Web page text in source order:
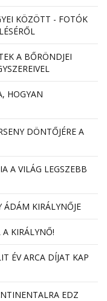
KÖZÖTT - FOTÓK
A BŐRÖNDJEI
HOGYAN
DÖNTŐJÉRE A
A VILÁG LEGSZEBB
KIRÁLYNŐJE
A KIRÁLYNŐ!
ÉV ARCA DÍJAT KAP
EDZ